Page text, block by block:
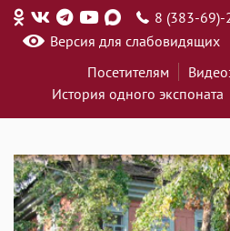
8 (383-
Версия для слабовидящих
Посетителям
История одного экспоната